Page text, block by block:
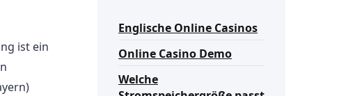
ist ein
Englische Online Casinos
Online Casino Demo
Welche